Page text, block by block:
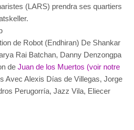
(LARS) prendra ses quartiers
de Robot (Endhiran) De Shankar
Rai Batchan, Danny Denzongpa
de Juan de los Muertos (voir notre
Avec Alexis Días de Villegas, Jorge
Perugorría, Jazz Vila, Eliecer